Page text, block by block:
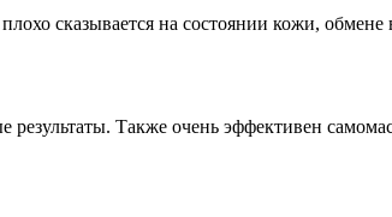
сказывается на состоянии кожи,
Также очень эффективен